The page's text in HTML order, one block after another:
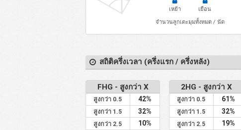
เหย้า
เยือน
จำนวนลูกเตะมุมทั้งหมด / นัด
สถิติครึ่งเวลา (ครึ่งแรก / ครึ่งหลัง)
FHG - สูงกว่า X
สูงกว่า 0.5 42%
สูงกว่า 1.5 32%
สูงกว่า 2.5 10%
2HG - สูงกว่า X
สูงกว่า 0.5 61%
สูงกว่า 1.5 32%
สูงกว่า 2.5 19%